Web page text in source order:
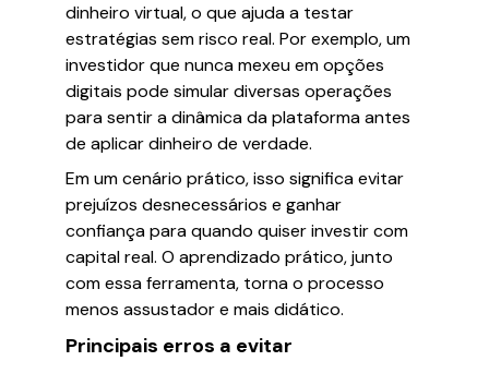
dinheiro virtual, o que ajuda a testar
estratégias sem risco real. Por exemplo, um
investidor que nunca mexeu em opções
digitais pode simular diversas operações
para sentir a dinâmica da plataforma antes
de aplicar dinheiro de verdade.
Em um cenário prático, isso significa evitar
prejuízos desnecessários e ganhar
confiança para quando quiser investir com
capital real. O aprendizado prático, junto
com essa ferramenta, torna o processo
menos assustador e mais didático.
Principais erros a evitar